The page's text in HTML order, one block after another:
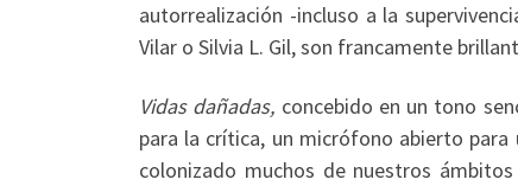
autorrealización -incluso a la
Vilar o Silvia L. Gil, son francamente
Vidas dañadas, concebido en un tono
para la crítica, un micrófono abierto
colonizado muchos de nuestros